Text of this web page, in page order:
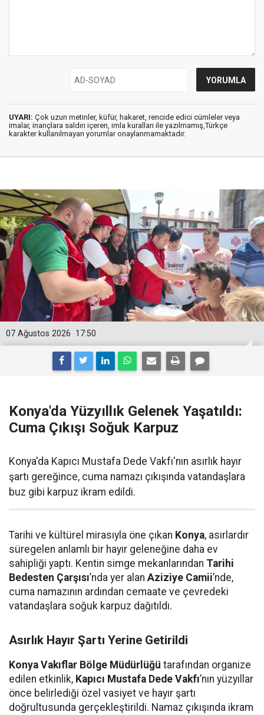
UYARI: Çok uzun metinler, küfür, hakaret, rencide edici cümleler veya
imalar, inançlara saldırı içeren, imla kuralları ile yazılmamış,Türkçe
karakter kullanılmayan yorumlar onaylanmamaktadır.
17:50
07 Ağustos 2026
Konya'da Yüzyıllık Gelenek Yaşatıldı:
Cuma Çıkışı Soğuk Karpuz
Konya'da Kapıcı Mustafa Dede Vakfı'nın asırlık hayır
şartı gereğince, cuma namazı çıkışında vatandaşlara
buz gibi karpuz ikram edildi.
Tarihi ve kültürel mirasıyla öne çıkan Konya, asırlardır
süregelen anlamlı bir hayır geleneğine daha ev
sahipliği yaptı. Kentin simge mekanlarından Tarihi
Bedesten Çarşısı’nda yer alan Aziziye Camii’nde,
cuma namazının ardından cemaate ve çevredeki
vatandaşlara soğuk karpuz dağıtıldı.
Asırlık Hayır Şartı Yerine Getirildi
Konya Vakıflar Bölge Müdürlüğü tarafından organize
edilen etkinlik, Kapıcı Mustafa Dede Vakfı’nın yüzyıllar
önce belirlediği özel vasiyet ve hayır şartı
doğrultusunda gerçekleştirildi. Namaz çıkışında ikram